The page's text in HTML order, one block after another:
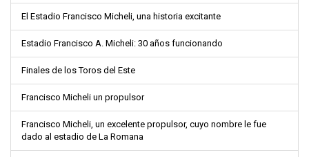
El Estadio Francisco Micheli, una historia excitante
Estadio Francisco A. Micheli: 30 años funcionando
Finales de los Toros del Este
Francisco Micheli un propulsor
Francisco Micheli, un excelente propulsor, cuyo nombre le fue
dado al estadio de La Romana